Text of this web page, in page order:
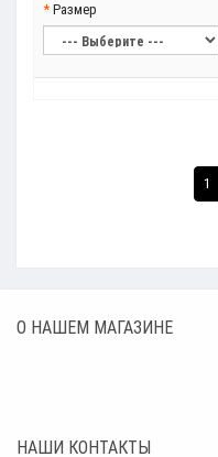
Размер
1
О НАШЕМ МАГАЗИНЕ
НАШИ КОНТАКТЫ